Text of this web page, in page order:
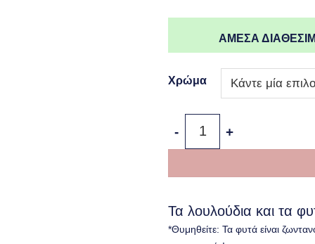
ΑΜΕΣΑ
Χρώμα
Τα λουλούδια και τα
*Θυμηθείτε: Τα φυτά είναι